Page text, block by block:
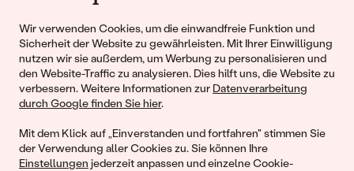
Wir verwenden Cookies, um die einwandfreie Funktion und
Sicherheit der Website zu gewährleisten. Mit Ihrer Einwilligung
nutzen wir sie außerdem, um Werbung zu personalisieren und
den Website-Traffic zu analysieren. Dies hilft uns, die Website zu
verbessern. Weitere Informationen zur Datenverarbeitung
durch Google finden Sie hier.
Mit dem Klick auf „Einverstanden und fortfahren" stimmen Sie
der Verwendung aller Cookies zu. Sie können Ihre
Einstellungen jederzeit anpassen und einzelne Cookie-
Begleiten Sie uns!